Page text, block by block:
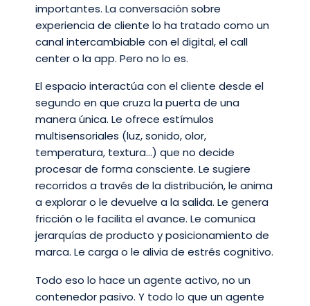
importantes. La conversación sobre
experiencia de cliente lo ha tratado como un
canal intercambiable con el digital, el call
center o la app. Pero no lo es.
El espacio interactúa con el cliente desde el
segundo en que cruza la puerta de una
manera única. Le ofrece estímulos
multisensoriales (luz, sonido, olor,
temperatura, textura…) que no decide
procesar de forma consciente. Le sugiere
recorridos a través de la distribución, le anima
a explorar o le devuelve a la salida. Le genera
fricción o le facilita el avance. Le comunica
jerarquías de producto y posicionamiento de
marca. Le carga o le alivia de estrés cognitivo.
Todo eso lo hace un agente activo, no un
contenedor pasivo. Y todo lo que un agente